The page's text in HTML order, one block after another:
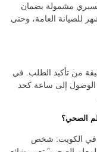
مشمولة بضمان
مدة الضمان تعتمد على نوع العمل: 6 أشهر للصيانة العامة، وحتى
مناطق الكويت، نصل خلال 30-45 دقيقة من تأكيد الطلب. في
الوصول إلى ساعة كحد
الصحي؟
في الكويت: شخص